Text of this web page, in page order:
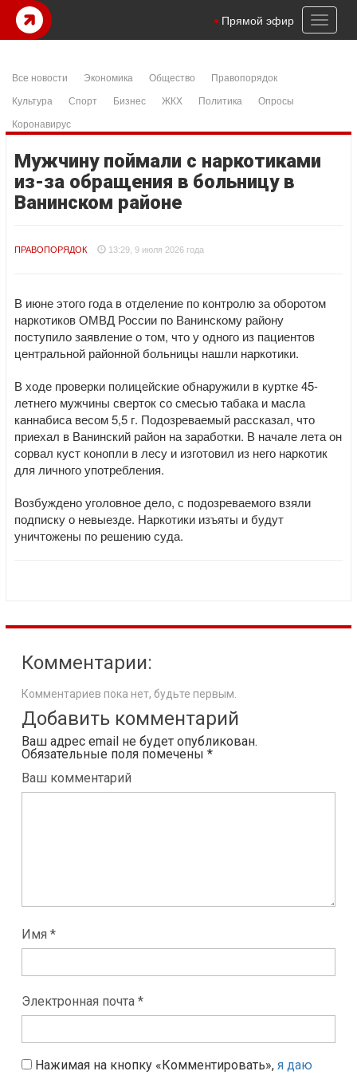
Toggle
Прямой эфир
Все новости Экономика Общество
Правопорядок
Культура
Спорт Бизнес ЖКХ Политика
Опросы
Коронавирус
Мужчину поймали с наркотиками
из-за обращения в больницу в
Ванинском районе
ПРАВОПОРЯДОК 13:29, 9 июля 2026 года
В июне этого года в отделение по контролю за оборотом
наркотиков ОМВД России по Ванинскому району
поступило заявление о том, что у одного из пациентов
центральной районной больницы нашли наркотики.
В ходе проверки полицейские обнаружили в куртке 45-
летнего мужчины сверток со смесью табака и масла
каннабиса весом 5,5 г. Подозреваемый рассказал, что
приехал в Ванинский район на заработки. В начале лета он
сорвал куст конопли в лесу и изготовил из него наркотик
для личного употребления.
Возбуждено уголовное дело, с подозреваемого взяли
подписку о невыезде. Наркотики изъяты и будут
уничтожены по решению суда.
Комментарии:
Комментариев пока нет, будьте первым.
Добавить комментарий
Ваш адрес email не будет опубликован.
Обязательные поля помечены *
Ваш комментарий
Имя *
Электронная почта *
Нажимая на кнопку «Комментировать», я даю